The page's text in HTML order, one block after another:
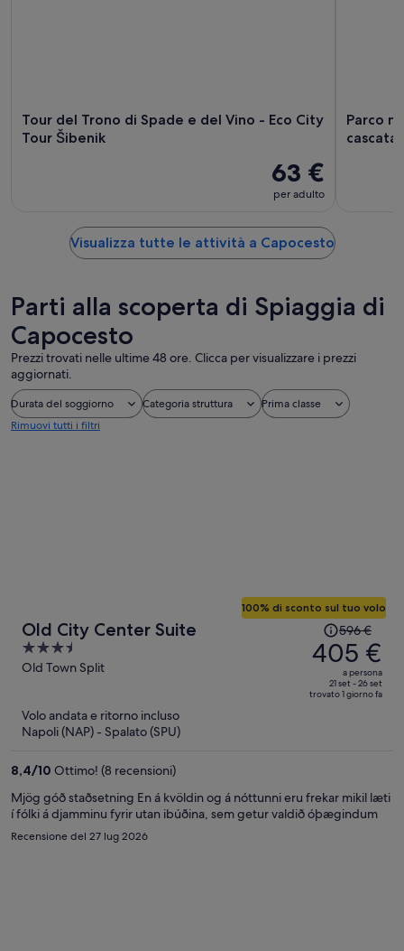
Tour del Trono di Spade e del Vino - Eco City
Tour Šibenik
63 €
per adulto
Parco
cascata
Visualizza tutte le attività a Capocesto
Parti alla scoperta di Spiaggia di
Capocesto
Prezzi trovati nelle ultime 48 ore. Clicca per visualizzare i prezzi
aggiornati.
Durata del soggiorno Categoria struttura
Prima classe
Rimuovi tutti i filtri
Old City Center Suite
3.5
out
Old Town Split
100% di sconto sul tuo volo
prezzo
era
596 €,
ora
596 €
405 €
a persona
21 set - 26 set
trovato 1 giorno fa
Volo andata e ritorno incluso
Napoli (NAP) - Spalato (SPU)
8,4/10 Ottimo! (8 recensioni)
Mjög góð staðsetning En á kvöldin og á nóttunni eru frekar mikil læti
í fólki á djamminu fyrir utan ibúðina, sem getur valdið óþægindum
Recensione del 27 lug 2026